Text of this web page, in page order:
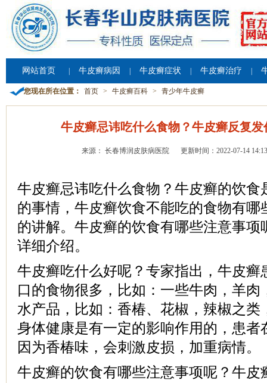
网站首页 牛皮癣病因 牛皮癣症状 牛皮癣治疗
您现在所在位置： 首页 > 牛皮癣百科 > 青少年牛皮癣
牛皮癣忌讳吃什么食物？牛皮癣反复
来源： 长春博润皮肤病医院 更新时间：2022-07-14
牛皮癣忌讳吃什么食物？牛皮癣的饮食
的事情，牛皮癣饮食不能吃的食物有哪
的讲解。牛皮癣的饮食有哪些注意事项
详细介绍。
牛皮癣吃什么好呢？专家指出，牛皮癣
口的食物很多，比如：一些牛肉，羊肉
水产品，比如：香椿、花椒，辣椒之类
身体健康是有一定的影响作用的，患者
因为香椿味，会刺激皮损，加重病情。
牛皮癣的饮食有哪些注意事项呢？牛皮